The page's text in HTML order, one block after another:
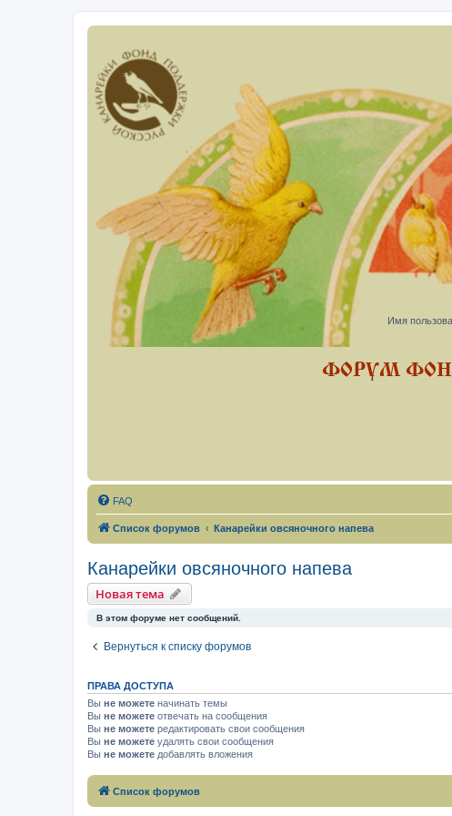
Имя
ФОРУМ
FAQ
Список форумов Канарейки овсяночного напева
Канарейки овсяночного напева
Новая тема
В этом форуме нет сообщений.
Вернуться к списку форумов
ПРАВА ДОСТУПА
Вы не можете начинать темы
Вы не можете отвечать на сообщения
Вы не можете редактировать свои сообщения
Вы не можете удалять свои сообщения
Вы не можете добавлять вложения
Список форумов